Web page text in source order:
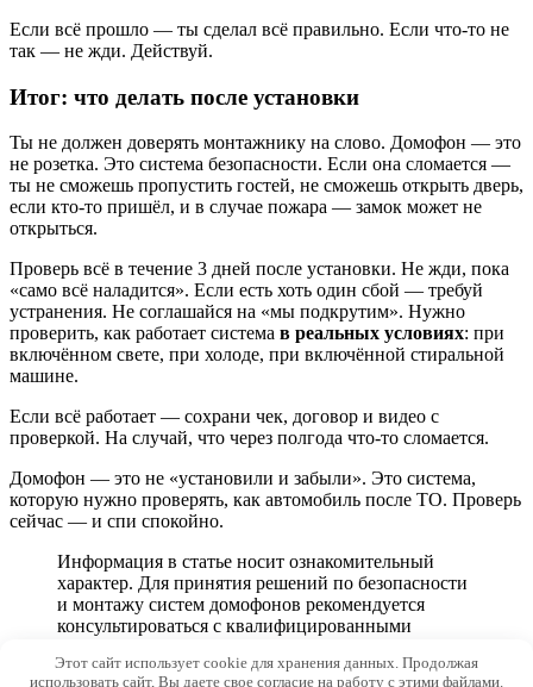
Если всё прошло — ты сделал всё правильно. Если что-то не
так — не жди. Действуй.
Итог: что делать после установки
Ты не должен доверять монтажнику на слово. Домофон — это
не розетка. Это система безопасности. Если она сломается —
ты не сможешь пропустить гостей, не сможешь открыть дверь,
если кто-то пришёл, и в случае пожара — замок может не
открыться.
Проверь всё в течение 3 дней после установки. Не жди, пока
«само всё наладится». Если есть хоть один сбой — требуй
устранения. Не соглашайся на «мы подкрутим». Нужно
проверить, как работает система в реальных условиях: при
включённом свете, при холоде, при включённой стиральной
машине.
Если всё работает — сохрани чек, договор и видео с
проверкой. На случай, что через полгода что-то сломается.
Домофон — это не «установили и забыли». Это система,
которую нужно проверять, как автомобиль после ТО. Проверь
сейчас — и спи спокойно.
Информация в статье носит ознакомительный
характер. Для принятия решений по безопасности
и монтажу систем домофонов рекомендуется
консультироваться с квалифицированными
Этот сайт использует cookie для хранения данных. Продолжая
использовать сайт, Вы даете свое согласие на работу с этими файлами.